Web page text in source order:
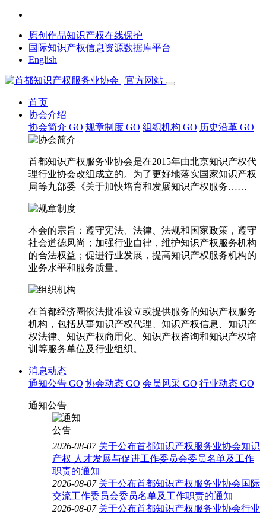
原创作品知识产权在线保护
国际知识产权信息资源数据库平台
English
首页
协会介绍
协会简介 GO 规章制度 GO 组织机构 GO 历史沿革 GO
首都知识产权服务业协会是在2015年由北京知识产权代
理行业协会改组成立的。为了更好地落实国家知识产权
局等九部委《关于加快培育和发展知识产权服务……
本会的宗旨：遵守宪法、法律、法规和国家政策，遵守
社会道德风尚；加强行业自律，维护知识产权服务机构
的合法权益；促进行业发展，提高知识产权服务机构的
业务水平和服务质量。
在首都经济圈依法批准设立或提供服务的知识产权服务
机构，包括从事知识产权代理、知识产权信息、知识产
权法律、知识产权商用化、知识产权咨询和知识产权培
训等服务单位及行业组织。
消息动态
通知公告 GO 协会动态 GO 会员风采 GO 行业动态 GO
通知公告
2026-08-07 关于公布首都知识产权服务业协会知识
产权 人才发展与促进工作委员会委员名单及工作
职责的通知
2026-08-07 关于公布首都知识产权服务业协会国际
交流工作委员会委员名单及工作职责的通知
2026-08-07 关于公布首都知识产权服务业协会行业